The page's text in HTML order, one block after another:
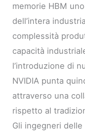
memorie HBM
dell’intera
complessità
capacità
l’introduzione di
NVIDIA punta
attraverso una
rispetto al
Gli ingegneri